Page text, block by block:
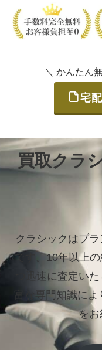
＼ かんたん
宅
買取クラ
クラシックはブ
です。10年以上
つ迅速に査定いた
富な専門知識に
をお